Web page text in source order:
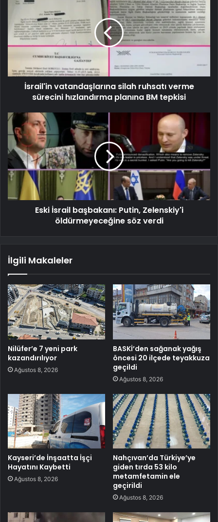
İsrail'in vatandaşlarına silah ruhsatı verme
sürecini hızlandırma planına BM tepkisi
Eski İsrail başbakanı: Putin, Zelenskiy'i
öldürmeyeceğine söz verdi
İlgili Makaleler
Nilüfer’e 7 yeni park
kazandırılıyor
Ağustos 8, 2026
BASKİ’den sağanak yağış
öncesi 20 ilçede teyakkuza
geçildi
Ağustos 8, 2026
Kayseri’de İnşaatta İşçi
Hayatını Kaybetti
Ağustos 8, 2026
Nahçıvan’da Türkiye’ye
giden tırda 53 kilo
metamfetamin ele
geçirildi
Ağustos 8, 2026